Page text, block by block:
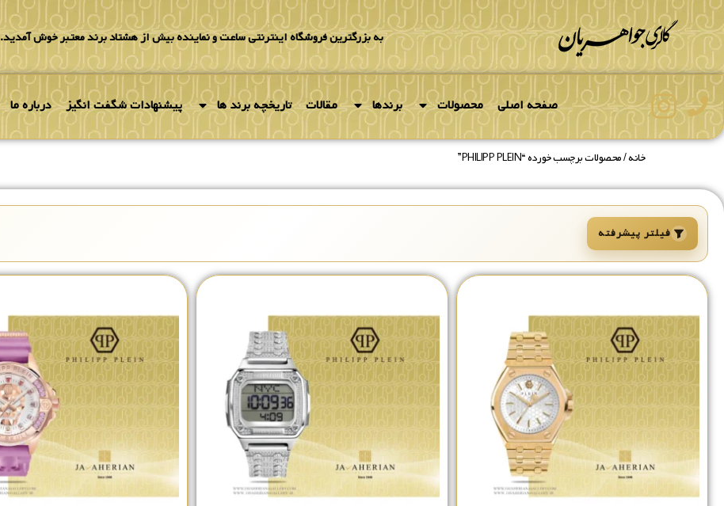
به بزرگترین فروشگاه اینترنتی ساعت و نماینده بیش از هشتاد برند معتبر خوش آمدید.
صفحه اصلی محصولات برندها مقالات تاریخچه برند ها پیشنهادات شگفت انگیز درباره ما
خانه/ محصولات برچسب خورده “PHILIPP PLEIN”
فیلتر پیشرفته